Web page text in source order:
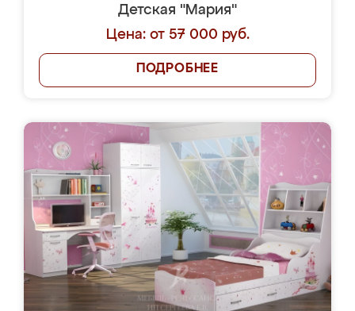
Детская "Мария"
Цена: от 57 000 руб.
ПОДРОБНЕЕ